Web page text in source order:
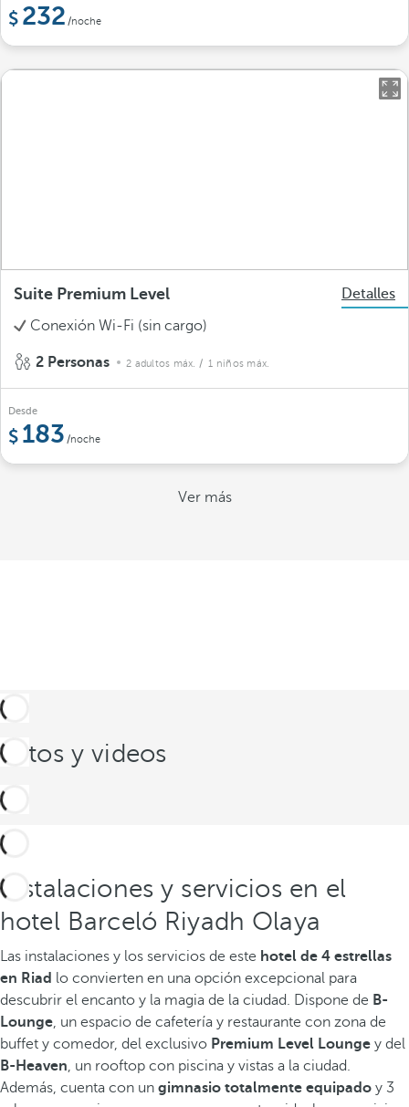
232 /noche
Suite Premium Level
Detalles
Conexión Wi-Fi (sin cargo)
2 Personas 2 adultos máx. / 1 niños máx.
Desde
183 /noche
Ver más
Fotos y videos
Instalaciones y servicios en el
hotel Barceló Riyadh Olaya
Las instalaciones y los servicios de este hotel de 4 estrellas
en Riad lo convierten en una opción excepcional para
descubrir el encanto y la magia de la ciudad. Dispone de B-
Lounge, un espacio de cafetería y restaurante con zona de
buffet y comedor, del exclusivo Premium Level Lounge y del
B-Heaven, un rooftop con piscina y vistas a la ciudad.
Además, cuenta con un gimnasio totalmente equipado y 3